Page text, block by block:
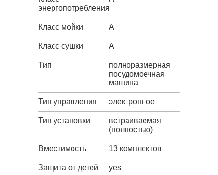
энергопотребления
Класс мойки A
Класс сушки A
Тип
полноразмерная
посудомоечная
машина
Тип управления электронное
Тип установки
встраиваемая
(полностью)
Вместимость 13 комплектов
Защита от детей yes